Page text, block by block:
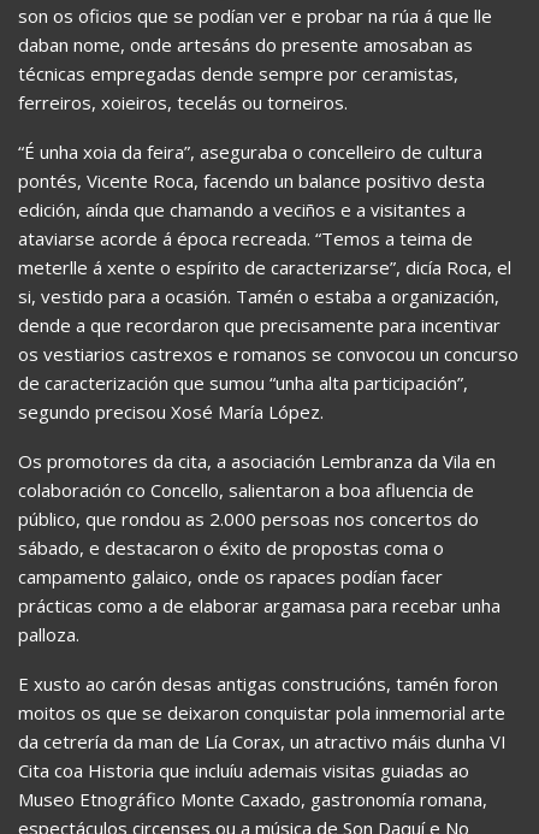
son os oficios que se podían ver e probar na rúa á que lle
daban nome, onde artesáns do presente amosaban as
técnicas empregadas dende sempre por ceramistas,
ferreiros, xoieiros, tecelás ou torneiros.
“É unha xoia da feira”, aseguraba o concelleiro de cultura
pontés, Vicente Roca, facendo un balance positivo desta
edición, aínda que chamando a veciños e a visitantes a
ataviarse acorde á época recreada. “Temos a teima de
meterlle á xente o espírito de caracterizarse”, dicía Roca, el
si, vestido para a ocasión. Tamén o estaba a organización,
dende a que recordaron que precisamente para incentivar
os vestiarios castrexos e romanos se convocou un concurso
de caracterización que sumou “unha alta participación”,
segundo precisou Xosé María López.
Os promotores da cita, a asociación Lembranza da Vila en
colaboración co Concello, salientaron a boa afluencia de
público, que rondou as 2.000 persoas nos concertos do
sábado, e destacaron o éxito de propostas coma o
campamento galaico, onde os rapaces podían facer
prácticas como a de elaborar argamasa para recebar unha
palloza.
E xusto ao carón desas antigas construcións, tamén foron
moitos os que se deixaron conquistar pola inmemorial arte
da cetrería da man de Lía Corax, un atractivo máis dunha VI
Cita coa Historia que incluíu ademais visitas guiadas ao
Museo Etnográfico Monte Caxado, gastronomía romana,
espectáculos circenses ou a música de Son Daquí e No